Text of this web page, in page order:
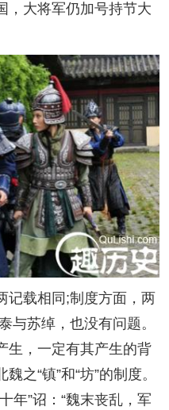
，大将军仍加号持节大
载相同;制度方面，两
与苏绰，也没有问题。
生，一定有其产生的背
之“镇”和“坊”的制度。
年”诏：“魏末丧乱，军